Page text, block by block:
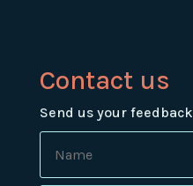
Contact us
Send us your